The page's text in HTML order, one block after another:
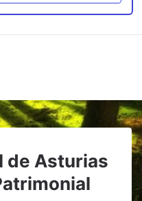
de Asturias